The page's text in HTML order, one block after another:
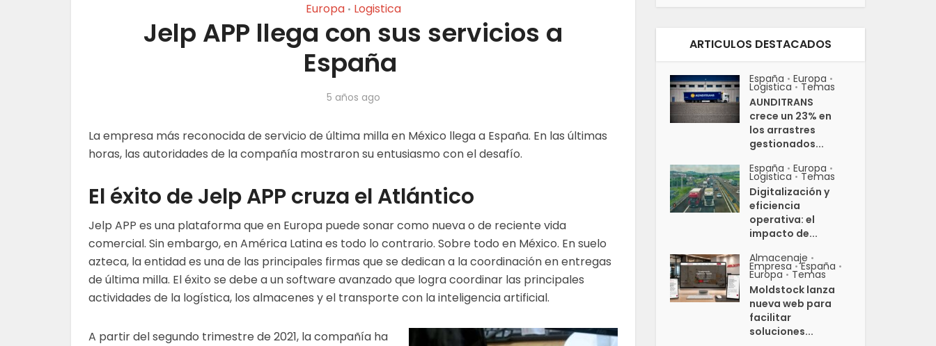
Europa • Logistica
Jelp APP llega con sus servicios a
España
5 años ago
La empresa más reconocida de servicio de última milla en México llega a España. En las últimas
horas, las autoridades de la compañía mostraron su entusiasmo con el desafío.
El éxito deJelpAPP cruza el Atlántico
Jelp APP es una plataforma que en Europa puede sonar como nueva o de reciente vida
comercial. Sin embargo, en América Latina es todo lo contrario. Sobre todo en México. En suelo
azteca, la entidad es una de las principales firmas que se dedican a la coordinación en entregas
de última milla. El éxito se debe a un software avanzado que logra coordinar las principales
actividades de la logística, los almacenes y el transporte con la inteligencia artificial.
A partir del segundo trimestre de 2021, la compañía ha
ARTICULOS DESTACADOS
España • Europa •
Logistica • Temas
AUNDITRANS
crece un 23% en
los arrastres
gestionados...
España • Europa •
Logistica • Temas
Digitalización y
eficiencia
operativa: el
impacto de...
Almacenaje •
Empresa • España •
Europa • Temas
Moldstock lanza
nueva web para
facilitar
soluciones...